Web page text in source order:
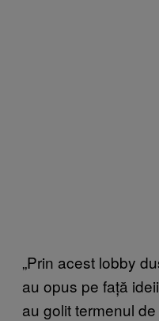
„Prin acest lobby
au opus pe față
au golit termenul